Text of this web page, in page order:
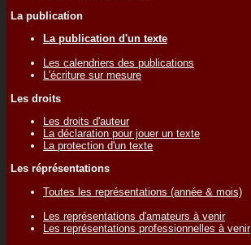
La publication
La publication d'un texte
Les calendriers des publications
L'écriture sur mesure
Les droits
Les droits d'auteur
La déclaration pour jouer un texte
La protection d'un texte
Les réprésentations
Toutes les représentations (année & mois)
Les représentations d'amateurs à venir
Les représentations professionnelles à venir